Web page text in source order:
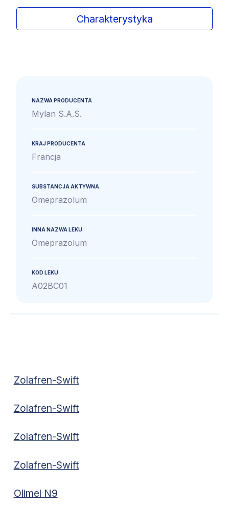
Charakterystyka
NAZWA PRODUCENTA
Mylan S.A.S.
KRAJ PRODUCENTA
Francja
SUBSTANCJA AKTYWNA
Omeprazolum
INNA NAZWA LEKU
Omeprazolum
KOD LEKU
A02BC01
Zolafren-Swift
Zolafren-Swift
Zolafren-Swift
Zolafren-Swift
Olimel N9